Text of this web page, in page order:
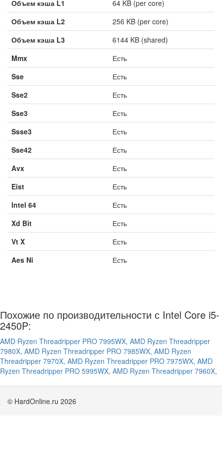
Объем кэша L1
64 KB (per core)
Объем кэша L2
256 KB (per core)
Объем кэша L3
6144 KB (shared)
Mmx
Есть
Sse
Есть
Sse2
Есть
Sse3
Есть
Ssse3
Есть
Sse42
Есть
Avx
Есть
Eist
Есть
Intel 64
Есть
Xd Bit
Есть
Vt X
Есть
Aes Ni
Есть
Похожие по производительности с Intel Core i5-
2450P:
AMD Ryzen Threadripper PRO 7995WX, AMD Ryzen Threadripper
7980X, AMD Ryzen Threadripper PRO 7985WX, AMD Ryzen
Threadripper 7970X, AMD Ryzen Threadripper PRO 7975WX, AMD
Ryzen Threadripper PRO 5995WX, AMD Ryzen Threadripper 7960X,
© HardOnline.ru 2026